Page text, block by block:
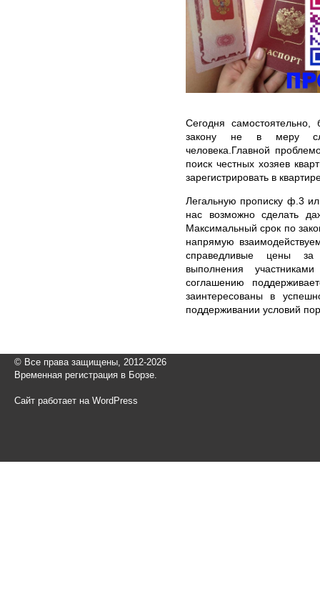
Сегодня
закону не в меру
человека.Главной
поиск честных хозяев
зарегистрировать в
Легальную прописку ф.3
нас возможно сделать
Максимальный срок по
напрямую
справедливые цены за
выполнения
соглашению
заинтересованы в
поддерживании условий
© Все права защищены, 2012-2026
Временная регистрация в Борзе.
Сайт работает на WordPress